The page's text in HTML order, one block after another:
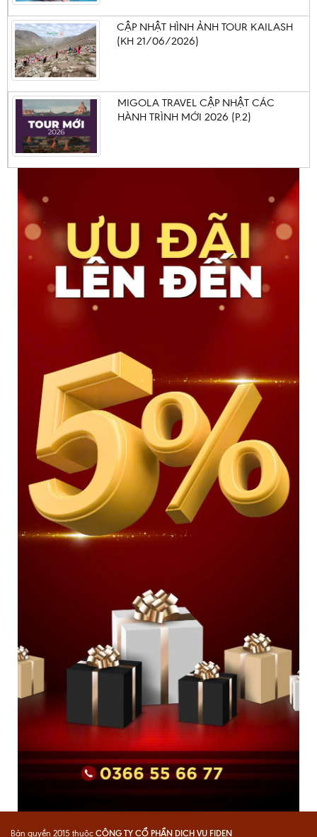
CẬP NHẬT HÌNH ẢNH TOUR KAILASH
(KH 21/06/2026)
MIGOLA TRAVEL CẬP NHẬT CÁC
HÀNH TRÌNH MỚI 2026 (P.2)
Bản quyền 2015 thuộc CÔNG TY CỔ PHẦN DỊCH VỤ FIDEN